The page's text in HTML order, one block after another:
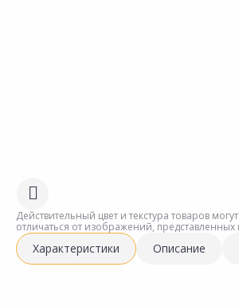
Действительный цвет и текстура товаров
отличаться от изображений, представленных
Характеристики Описание